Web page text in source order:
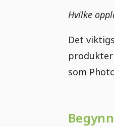
Hvilke
Det
som